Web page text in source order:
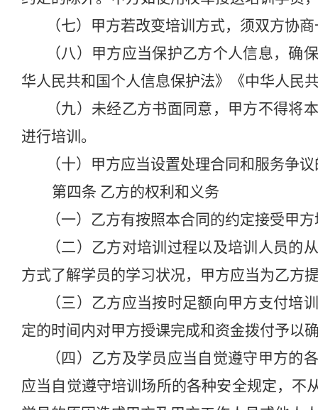
（七）甲方若改变培训方式，须双方协
（八）甲方应当保护乙方个人信息，
华人民共和国个人信息保护法》《中华人民
（九）未经乙方书面同意，甲方不得
进行培训。
（十）甲方应当设置处理合同和服务争议
第四条 乙方的权利和义务
（一）乙方有按照本合同的约定接受甲
（二）乙方对培训过程以及培训人员的
方式了解学员的学习状况，甲方应当为乙方
（三）乙方应当按时足额向甲方支付培
定的时间内对甲方授课完成和资金拨付予以
（四）乙方及学员应当自觉遵守甲方
应当自觉遵守培训场所的各种安全规定，不